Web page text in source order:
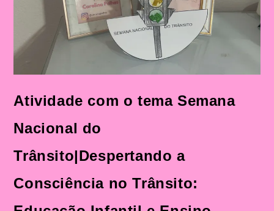
E
Ensino
Fundamental
Atividade com o tema Semana
Nacional do
Trânsito|Despertando a
Consciência no Trânsito: